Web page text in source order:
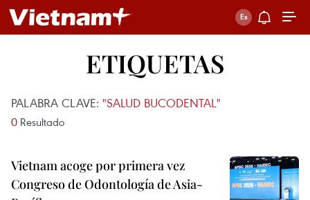
ETIQUETAS
PALABRA CLAVE: "SALUD BUCODENTAL"
0 Resultado
Vietnam acoge por primera vez
Congreso de Odontología de Asia-